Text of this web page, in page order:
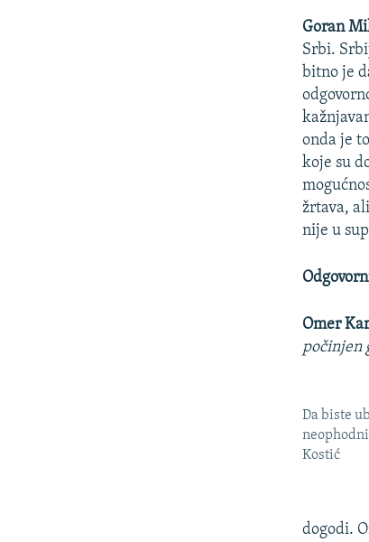
Goran
Srbi.
bitno je
onda je
koje su
žrtava,
nije u
Omer
počinjen
Da biste
Kostić
dogodi.